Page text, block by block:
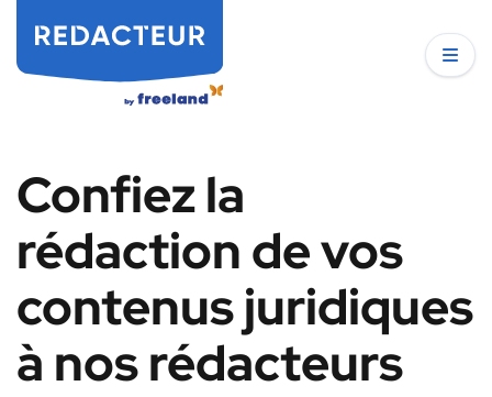
Confiez la
rédaction de vos
contenus juridiques
à nos rédacteurs